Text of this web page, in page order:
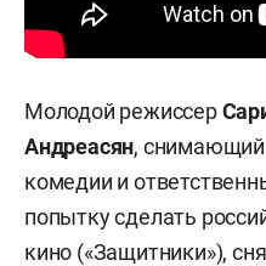
Молодой режиссер
Андреасян, снимающий
комедии и
попытку сделать
кино («Защитники»),